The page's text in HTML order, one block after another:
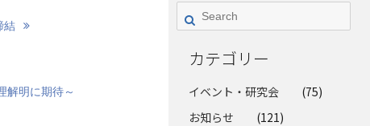
カテゴリー
イベント・研究会
(75)
お知らせ
(121)
結
解明に期待～